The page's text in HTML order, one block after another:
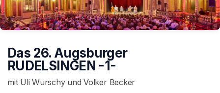
Das 26. Augsburger
RUDELSINGEN -1-
mit Uli Wurschy und Volker Becker